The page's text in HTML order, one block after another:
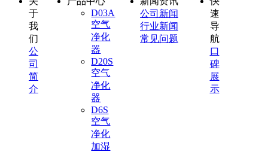
于
我
们
公
司
简
介
D03A
空气
净化
器
D20S
空气
净化
器
D6S
空气
净化
加湿
公司新闻
行业新闻
常见问题
速
导
航
口
碑
展
示